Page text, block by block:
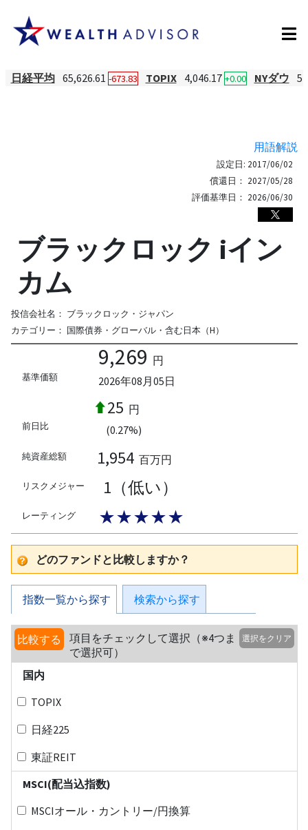
日経平均 65,626.61 -673.83 TOPIX 4,046.17 +0.00 NYダウ
用語解説
設定日: 2017/06/02
償還日： 2027/05/28
評価基準日： 2026/06/30
ブラックロック iイン
カム
投信会社名： ブラックロック・ジャパン
カテゴリー： 国際債券・グローバル・含む日本（H）
基準価額
9,269 円
2026年08月05日
前日比
25 円
(0.27%)
純資産総額 1,954 百万円
リスクメジャー 1（低い）
レーティング ★★★★★
どのファンドと比較しますか？
指数一覧から探す 検索から探す
比較する
項目をチェックして選択（※4つま
で選択可）
選択をクリア
国内
TOPIX
日経225
東証REIT
MSCI(配当込指数)
MSCIオール・カントリー/円換算